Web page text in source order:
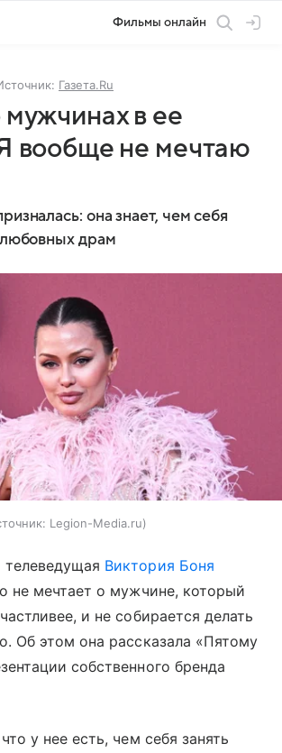
Фильмы онлайн
Газета.Ru
в ее
вообще не мечтаю
она знает, чем себя
любовных драм
Legion-Media.ru
Виктория Боня
не мечтает о мужчине, который
и не собирается делать
Об этом она рассказала «Пятому
собственного бренда
у нее есть, чем себя занять